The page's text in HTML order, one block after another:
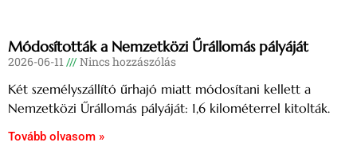
Módosították a Nemzetközi Űrállomás pályáját
2026-06-11 Nincs hozzászólás
Két személyszállító űrhajó miatt módosítani kellett a
Nemzetközi Űrállomás pályáját: 1,6 kilométerrel kitolták.
Tovább olvasom »